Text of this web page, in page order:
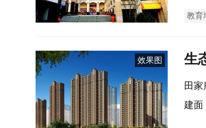
教育
效果图 生
田
建